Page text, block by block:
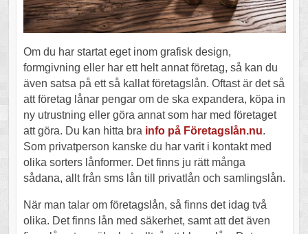
Om du har startat eget inom grafisk design,
formgivning eller har ett helt annat företag, så kan du
även satsa på ett så kallat företagslån. Oftast är det så
att företag lånar pengar om de ska expandera, köpa in
ny utrustning eller göra annat som har med företaget
att göra. Du kan hitta bra info på Företagslån.nu.
Som privatperson kanske du har varit i kontakt med
olika sorters lånformer. Det finns ju rätt många
sådana, allt från sms lån till privatlån och samlingslån.
När man talar om företagslån, så finns det idag två
olika. Det finns lån med säkerhet, samt att det även